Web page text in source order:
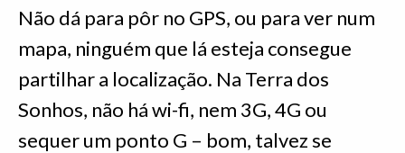
Não dá para pôr no GPS, ou para ver num
mapa, ninguém que lá esteja consegue
partilhar a localização. Na Terra dos
Sonhos, não há wi-fi, nem 3G, 4G ou
sequer um ponto G – bom, talvez se